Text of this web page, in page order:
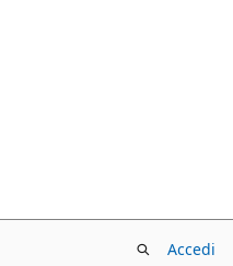
Accedi